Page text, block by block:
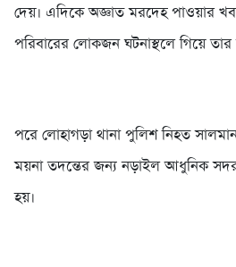
দেয়। এদিকে অজ্ঞাত মরদেহ পাওয়ার
পরিবারের লোকজন ঘটনাস্থলে গিয়ে
পরে লোহাগড়া থানা পুলিশ নিহত
ময়না তদন্তের জন্য নড়াইল আধুনিক সদর
হয়।